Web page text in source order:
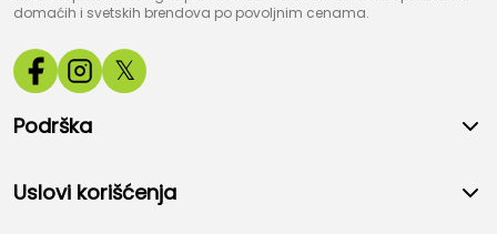
domaćih i svetskih brendova po povoljnim cenama.
𝕏
Podrška
Uslovi korišćenja